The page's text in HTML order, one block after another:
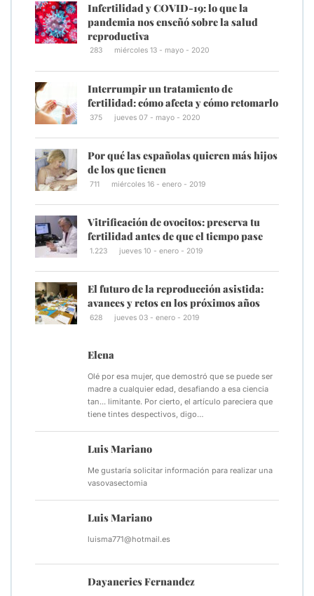
Infertilidad y COVID-19: lo que la
pandemia nos enseñó sobre la salud
reproductiva
283 miércoles 13 - mayo - 2020
Interrumpir un tratamiento de
fertilidad: cómo afecta y cómo retomarlo
375 jueves 07 - mayo - 2020
Por qué las españolas quieren más hijos
de los que tienen
711 miércoles 16 - enero - 2019
Vitrificación de ovocitos: preserva tu
fertilidad antes de que el tiempo pase
1.223 jueves 10 - enero - 2019
El futuro de la reproducción asistida:
avances y retos en los próximos años
628 jueves 03 - enero - 2019
Elena
Olé por esa mujer, que demostró que se puede ser
madre a cualquier edad, desafiando a esa ciencia
tan... limitante. Por cierto, el artículo pareciera que
tiene tintes despectivos, digo…
Luis Mariano
Me gustaría solicitar información para realizar una
vasovasectomia
Luis Mariano
luisma771@hotmail.es
Dayaneries Fernandez